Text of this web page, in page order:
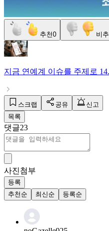
추천0 비
지금 연예계 이슈를 주제로
스크랩 공유
신고
목록
댓글23
사진첨부
등록
추천순
최신순 등록순